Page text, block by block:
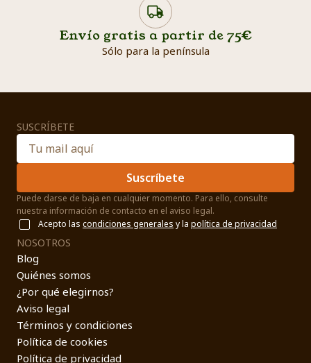
Envío gratis a partir de 75€
Sólo para la península
SUSCRÍBETE
Suscríbete
Puede darse de baja en cualquier momento. Para ello, consulte
nuestra información de contacto en el aviso legal.
Acepto las condiciones generales y la política de privacidad
NOSOTROS
Blog
Quiénes somos
¿Por qué elegirnos?
Aviso legal
Términos y condiciones
Política de cookies
Política de privacidad